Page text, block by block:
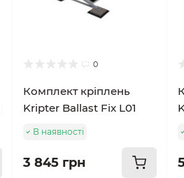
0
Комплект кріплень
Kripter Ballast Fix L01
В наявності
3 845 грн